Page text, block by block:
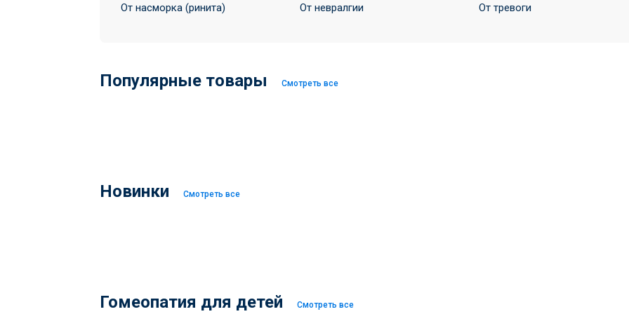
От насморка (ринита)
От невралгии От тревоги
Популярные товары Смотреть все
Новинки Смотреть все
Гомеопатия для детей Смотреть все